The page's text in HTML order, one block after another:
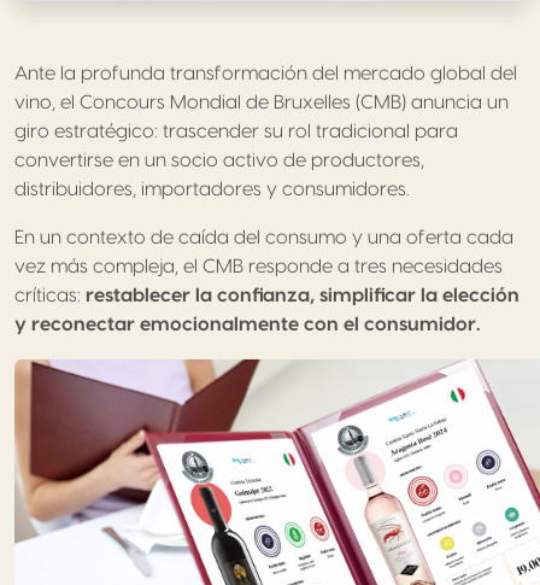
Ante la profunda transformación del mercado global del
vino, el Concours Mondial de Bruxelles (CMB) anuncia un
giro estratégico: trascender su rol tradicional para
convertirse en un socio activo de productores,
distribuidores, importadores y consumidores.
En un contexto de caída del consumo y una oferta cada
vez más compleja, el CMB responde a tres necesidades
críticas: restablecer la confianza, simplificar la elección
y reconectar emocionalmente con el consumidor.